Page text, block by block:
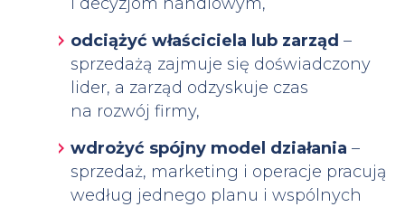
odciążyć właściciela lub zarząd –
sprzedażą zajmuje się doświadczony
lider, a zarząd odzyskuje czas
na rozwój firmy,
wdrożyć spójny model działania –
sprzedaż, marketing i operacje pracują
według jednego planu i wspólnych